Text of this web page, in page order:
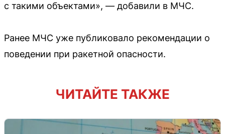
с такими объектами», — добавили в МЧС.
Ранее МЧС уже публиковало рекомендации о
поведении при ракетной опасности.
ЧИТАЙТЕ ТАКЖЕ